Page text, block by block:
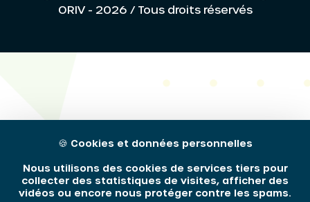
ORIV - 2026 / Tous droits réservés
🍪 Cookies et données personnelles
Nous utilisons des cookies de services tiers pour
collecter des statistiques de visites, afficher des
vidéos ou encore nous protéger contre les spams.